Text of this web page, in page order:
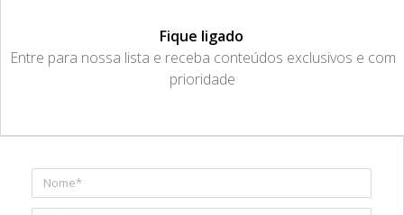
Fique ligado
​Entre para nossa lista e receba conteúdos exclusivos e com
prioridade